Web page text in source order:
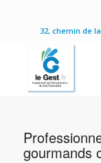
32, chemin de
gourmands